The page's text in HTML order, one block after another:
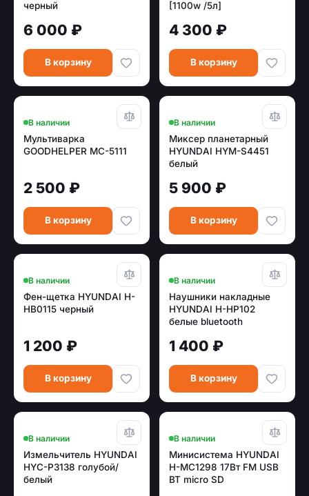
черный
6 000 ₽
В корзину
[1100w /5л]
4 300 ₽
В корзину
В наличии
Мультиварка
GOODHELPER МС-5111
2 500 ₽
В корзину
В наличии
Миксер планетарный
HYUNDAI HYM-S4451
белый
5 900 ₽
В корзину
В наличии
Фен-щетка HYUNDAI H-
HB0115 черный
1 200 ₽
В корзину
В наличии
Наушники накладные
HYUNDAI H-HP102
белые bluetooth
1 400 ₽
В корзину
В наличии
Измельчитель HYUNDAI
HYC-P3138 голубой/
белый
В наличии
Минисистема HYUNDAI
H-MC1298 17Вт FM USB
BT micro SD